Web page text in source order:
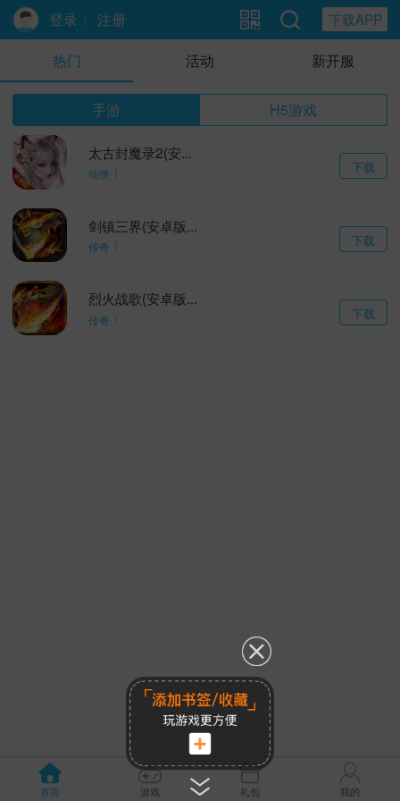
登录 | 注册 下载APP
热门 活动 新开服
手游 H5游戏
下载
太古封魔录2(安...
仙侠
下载
剑镇三界(安卓版...
传奇
下载
烈火战歌(安卓版...
传奇
首页 游戏 礼包 我的